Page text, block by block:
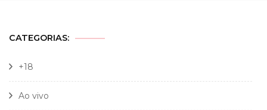
CATEGORIAS:
+18
Ao vivo